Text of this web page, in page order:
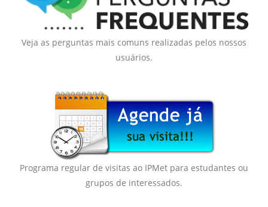
Veja as perguntas mais comuns realizadas pelos nossos
usuários.
Programa regular de visitas ao IPMet para estudantes ou
grupos de interessados.